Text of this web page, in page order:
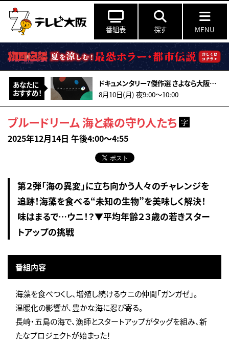
番組表 探す MENU
あなたに
おすすめ！
ドキュメンタリー7傑作選 さよなら大阪松竹座 ～俳優たちの別れと覚悟の舞台裏～
8月10日(月) 夜9:00〜10:00
ブルードリーム 海と森の守り人たち 字
2025年12月14日 午後4:00～4:55
第２弾「海の異変」に立ち向かう人々のチャレンジを
追跡！海藻を食べる“未知の生物”を美味しく解決！
味はまるで…ウニ！？▼平均年齢２３歳の若きスター
トアップの挑戦
番組内容
海藻を食べつくし、増殖し続けるウニの仲間「ガンガゼ」。
温暖化の影響が、豊かな海に忍び寄る。
長崎・五島の海で、漁師とスタートアップがタッグを組み、新
たなプロジェクトが始まった！